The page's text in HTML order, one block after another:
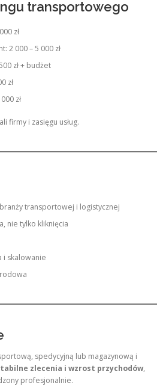
transportowego
zł
2 000 – 5 000 zł
zł + budżet
zł
zł
firmy i zasięgu usług.
transportowej i logistycznej
nie tylko kliknięcia
i skalowanie
spedycyjną lub magazynową i
zlecenia i wzrost przychodów,
profesjonalnie.